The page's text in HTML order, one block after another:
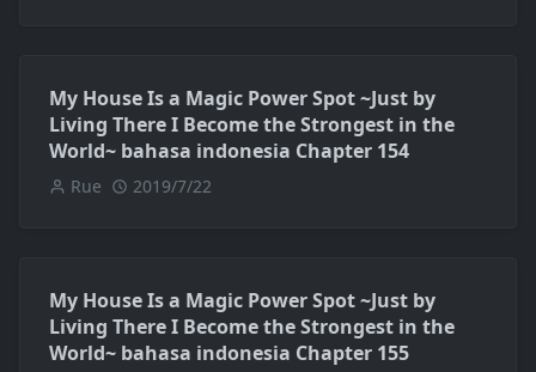
My House Is a Magic Power Spot ~Just by
Living There I Become the Strongest in the
World~ bahasa indonesia Chapter 154
Rue 2019/7/22
My House Is a Magic Power Spot ~Just by
Living There I Become the Strongest in the
World~ bahasa indonesia Chapter 155